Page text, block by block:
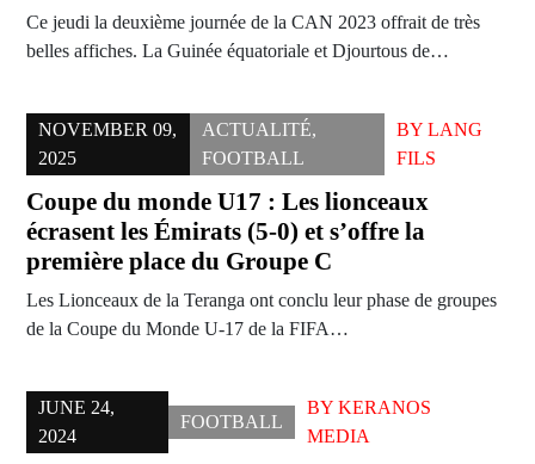
Ce jeudi la deuxième journée de la CAN 2023 offrait de très
belles affiches. La Guinée équatoriale et Djourtous de…
NOVEMBER 09,
2025
ACTUALITÉ,
FOOTBALL
BYLANG
FILS
Coupe du monde U17 : Les lionceaux
écrasent les Émirats (5-0) et s’offre la
première place du Groupe C
Les Lionceaux de la Teranga ont conclu leur phase de groupes
de la Coupe du Monde U-17 de la FIFA…
JUNE 24,
2024
FOOTBALL
BY KERANOS
MEDIA